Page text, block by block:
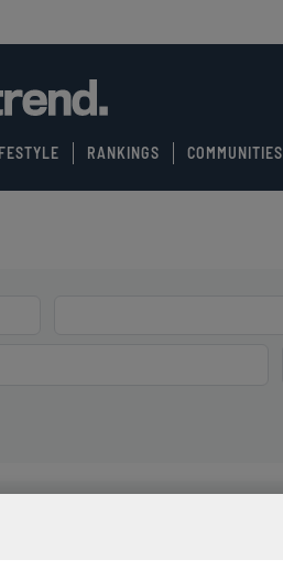
RANKINGS COMMUNITIES
2-Zimmer-Wohnung